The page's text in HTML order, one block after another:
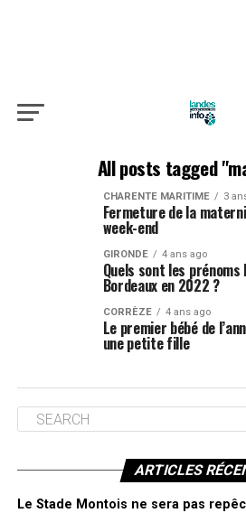
All posts tagged
CHARENTE MARITIME 3
Fermeture de la
week-end
GIRONDE 4 ans ago
Quels sont les prénoms
Bordeaux en 2022 ?
CORRÈZE 4 ans ago
Le premier bébé de
une petite fille
ARTICLES
Le Stade Montois ne sera pas